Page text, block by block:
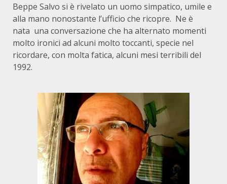
Beppe Salvo si è rivelato un uomo simpatico, umile e
alla mano nonostante l’ufficio che ricopre. Ne è
nata una conversazione che ha alternato momenti
molto ironici ad alcuni molto toccanti, specie nel
ricordare, con molta fatica, alcuni mesi terribili del
1992.